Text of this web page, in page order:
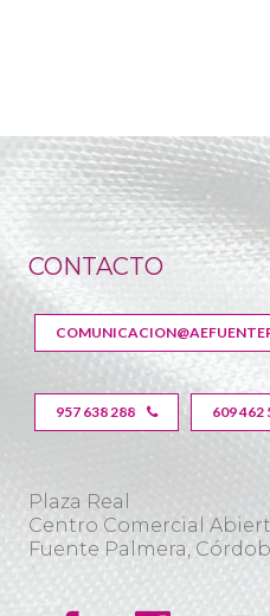
CONTACTO
957 638 288 609 462
Plaza Real
Centro Comercial
Fuente Palmera,